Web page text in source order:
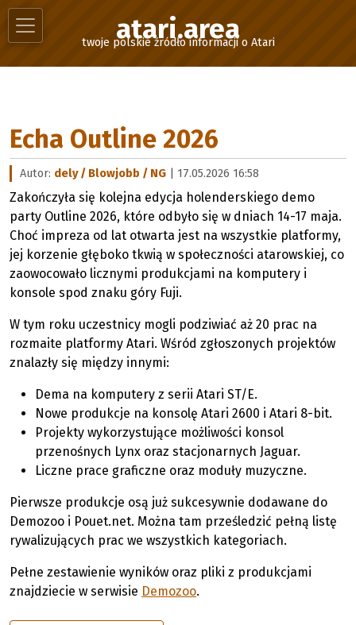
atari.area
twoje polskie źródło informacji o Atari
Echa Outline 2026
Autor: dely / Blowjobb / NG | 17.05.2026 16:58
Zakończyła się kolejna edycja holenderskiego demo
party Outline 2026, które odbyło się w dniach 14-17 maja.
Choć impreza od lat otwarta jest na wszystkie platformy,
jej korzenie głęboko tkwią w społeczności atarowskiej, co
zaowocowało licznymi produkcjami na komputery i
konsole spod znaku góry Fuji.
W tym roku uczestnicy mogli podziwiać aż 20 prac na
rozmaite platformy Atari. Wśród zgłoszonych projektów
znalazły się między innymi:
Dema na komputery z serii Atari ST/E.
Nowe produkcje na konsolę Atari 2600 i Atari 8-bit.
Projekty wykorzystujące możliwości konsol
przenośnych Lynx oraz stacjonarnych Jaguar.
Liczne prace graficzne oraz moduły muzyczne.
Pierwsze produkcje osą już sukcesywnie dodawane do
Demozoo i Pouet.net. Można tam prześledzić pełną listę
rywalizujących prac we wszystkich kategoriach.
Pełne zestawienie wyników oraz pliki z produkcjami
znajdziecie w serwisie Demozoo.